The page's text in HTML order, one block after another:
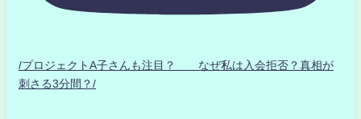
/プロジェクトA子さんも注目？ なぜ私は入会拒否？真相が
刺さる3分間？/